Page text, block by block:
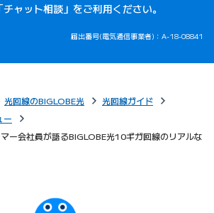
ャット相談」をご利用ください。
届出番号(電気通信事業者)：A-18-08841
光回線のBIGLOBE光
光回線ガイド
ー
ー会社員が語るBIGLOBE光10ギガ回線のリアルな
で開きます）